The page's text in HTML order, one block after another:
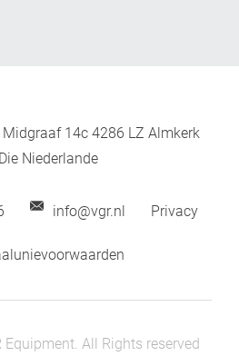
Midgraaf 14c 4286 LZ Almkerk
Die Niederlande
info@vgr.nl Privacy
All Rights reserved